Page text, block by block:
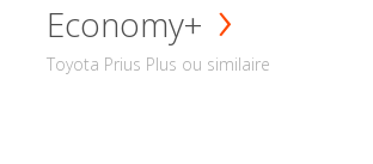
Economy+
Toyota Prius Plus ou similaire